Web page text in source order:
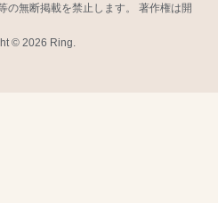
の無断掲載を禁止します。 著作権は開
© 2026 Ring.